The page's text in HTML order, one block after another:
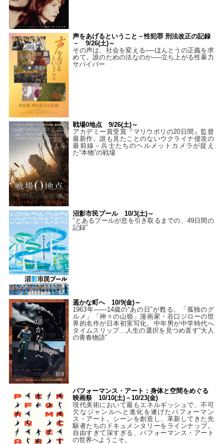
声をあげるということ－性犯罪 刑法改正の記録
－ 9/26(土)～
その声は、社会を変える──ほんとうの正義を求
めて。誰のための法なのか──立ち上がる性暴力
サバイバー
戦場0地点 9/26(土)～
アカデミー賞受賞『マリウポリの20日間』監督
最新作。誰も見たことのないウクライナ侵攻の
最前線－兵士たちのヘルメットカメラが捉え
た“本物”の戦場
沼影市民プール 10/3(土)～
“とあるプールが息を引き取るまでの、49日間の
記録”
遥かな町へ 10/9(金)～
1963年――14歳の“あの日”が甦る。「孤独のグ
ルメ」「神々の山嶺」漫画家・谷口ジローの世
界的名作が日本初実写化。中年男が中学時代へ
タイムスリップ…人生の選択を見つめ直す“大人
の青春物語”
パフォーマンス・アート：身体と空間をめぐる
映画祭 10/10(土)－10/23(金)
現代美術において最もエネルギッシュで、不可
欠なジャンルへと進化を遂げたパフォーマン
ス・アート。シーンを創造し、革新してきた先
駆者たちのドキュメンタリーをラインナップ。
自由すぎて深すぎる、パフォーマンス・アート
の世界へようこそ。